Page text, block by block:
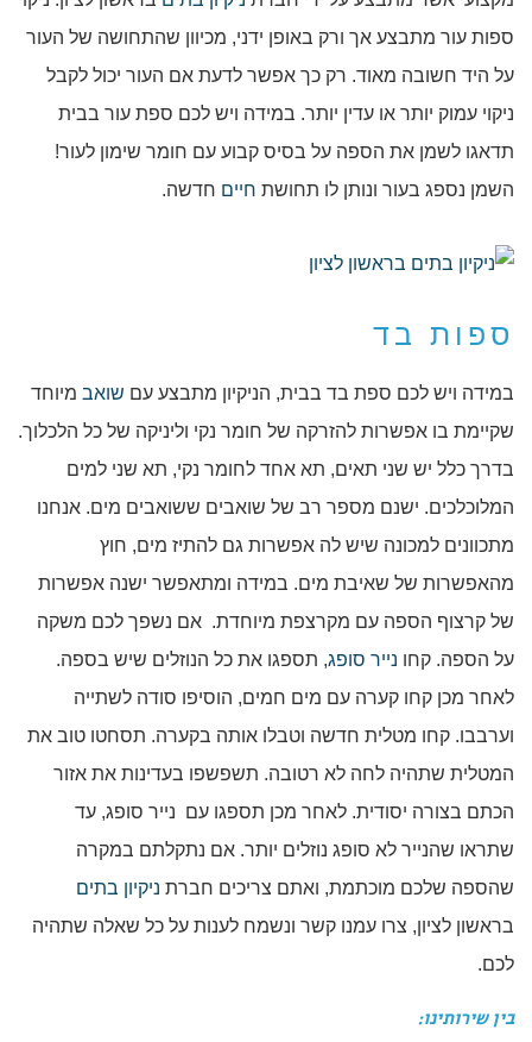
ספות עור מתבצע אך ורק באופן ידני, מכיוון שהתחושה של העור
על היד חשובה מאוד. רק כך אפשר לדעת אם העור יכול לקבל
ניקוי עמוק יותר או עדין יותר. במידה ויש לכם ספת עור בבית
תדאגו לשמן את הספה על בסיס קבוע עם חומר שימון לעור!
השמן נספג בעור ונותן לו תחושת חיים חדשה.
ספות בד
במידה ויש לכם ספת בד בבית, הניקיון מתבצע עם שואב מיוחד
שקיימת בו אפשרות להזרקה של חומר נקי וליניקה של כל הלכלוך.
בדרך כלל יש שני תאים, תא אחד לחומר נקי, תא שני למים
המלוכלכים. ישנם מספר רב של שואבים ששואבים מים. אנחנו
מתכוונים למכונה שיש לה אפשרות גם להתיז מים, חוץ
מהאפשרות של שאיבת מים. במידה ומתאפשר ישנה אפשרות
של קרצוף הספה עם מקרצפת מיוחדת. אם נשפך לכם משקה
על הספה. קחו נייר סופג, תספגו את כל הנוזלים שיש בספה.
לאחר מכן קחו קערה עם מים חמים, הוסיפו סודה לשתייה
וערבבו. קחו מטלית חדשה וטבלו אותה בקערה. תסחטו טוב את
המטלית שתהיה לחה לא רטובה. תשפשפו בעדינות את אזור
הכתם בצורה יסודית. לאחר מכן תספגו עם נייר סופג, עד
שתראו שהנייר לא סופג נוזלים יותר. אם נתקלתם במקרה
שהספה שלכם מוכתמת, ואתם צריכים חברת ניקיון בתים
בראשון לציון, צרו עמנו קשר ונשמח לענות על כל שאלה שתהיה
לכם.
בין שירותינו: